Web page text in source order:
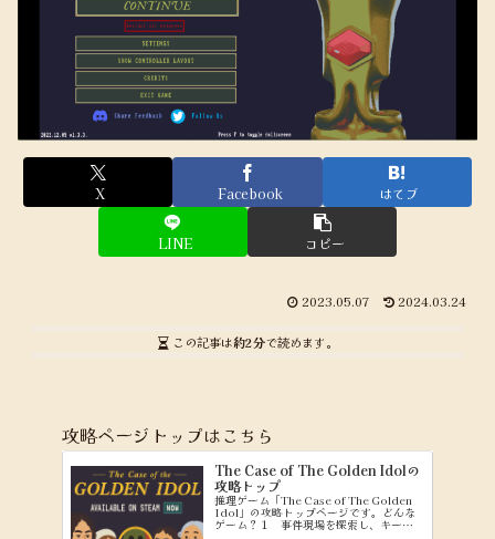
X Facebook はてブ
LINE コピー
2023.05.07 2024.03.24
この記事は約2分で読めます。
攻略ページトップはこちら
The Case of The Golden Idolの
攻略トップ
推理ゲーム「The Case of The Golden
Idol」の攻略トップページです。どんな
ゲーム？１ 事件現場を探索し、キーワ